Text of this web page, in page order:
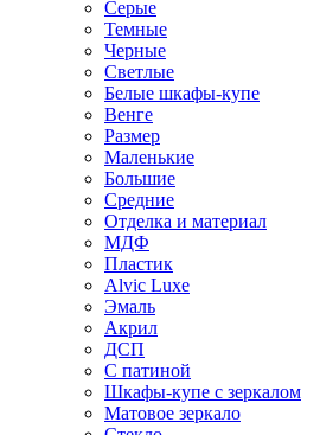
Серые
Темные
Черные
Светлые
Белые шкафы-купе
Венге
Размер
Маленькие
Большие
Средние
Отделка и материал
МДФ
Пластик
Alvic Luxe
Эмаль
Акрил
ДСП
С патиной
Шкафы-купе с зеркалом
Матовое зеркало